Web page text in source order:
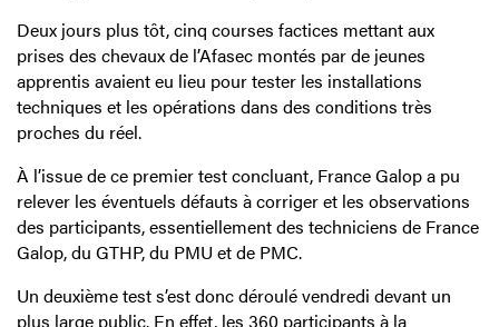
Deux jours plus tôt, cinq courses factices mettant aux
prises des chevaux de l’Afasec montés par de jeunes
apprentis avaient eu lieu pour tester les installations
techniques et les opérations dans des conditions très
proches du réel.
À l’issue de ce premier test concluant, France Galop a pu
relever les éventuels défauts à corriger et les observations
des participants, essentiellement des techniciens de France
Galop, du GTHP, du PMU et de PMC.
Un deuxième test s’est donc déroulé vendredi devant un
plus large public. En effet, les 360 participants à la